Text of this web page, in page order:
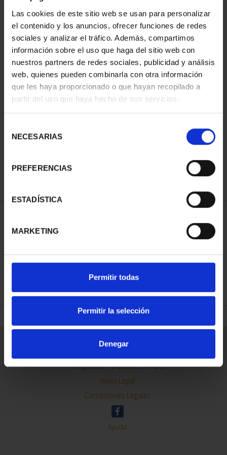
Las cookies de este sitio web se usan para personalizar
el contenido y los anuncios, ofrecer funciones de redes
sociales y analizar el tráfico. Además, compartimos
información sobre el uso que haga del sitio web con
nuestros partners de redes sociales, publicidad y análisis
web, quienes pueden combinarla con otra información
que les haya proporcionado o que hayan recopilado a
partir del uso que haya hecho de sus servicios.
NECESARIAS
PREFERENCIAS
ESTADÍSTICA
MARKETING
Permitir todas
Permitir la selección
Denegar
CAPITALES DE
PROVINCIA COLECCION
3.796,00 €
REFINAR
Información General
Contacto
Preguntas Frequentes (FAQs)
Aviso Legal
Condiciones Legales
Ayuda